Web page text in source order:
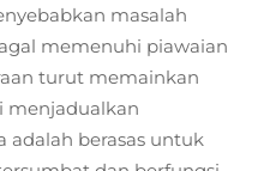
masalah
memenuhi piawaian
turut memainkan
menjadualkan
adalah berasas untuk